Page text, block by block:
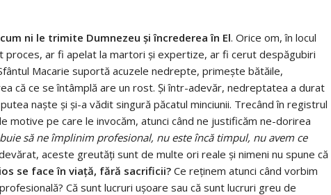
ni le trimite Dumnezeu și încrederea în El. Orice om, în locul
ar fi apelat la martori și expertize, ar fi cerut despăgubiri
Macarie suportă acuzele nedrepte, primește bătăile,
că ce se întâmplă are un rost. Și într-adevăr, nedreptatea a durat
naște și și-a vădit singură păcatul minciunii. Trecând în registrul
motive pe care le invocăm, atunci când ne justificăm ne-dorirea
să ne împlinim profesional, nu este încă timpul, nu avem ce
aceste greutăți sunt de multe ori reale și nimeni nu spune că
se face în viață, fără sacrificii? Ce reținem atunci când vorbim
Că sunt lucruri ușoare sau că sunt lucruri greu de